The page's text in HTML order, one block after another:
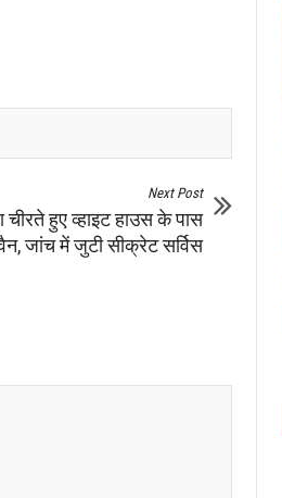
Next Post
चीरते हुए व्हाइट हाउस के पास
जांच में जुटी सीक्रेट सर्विस